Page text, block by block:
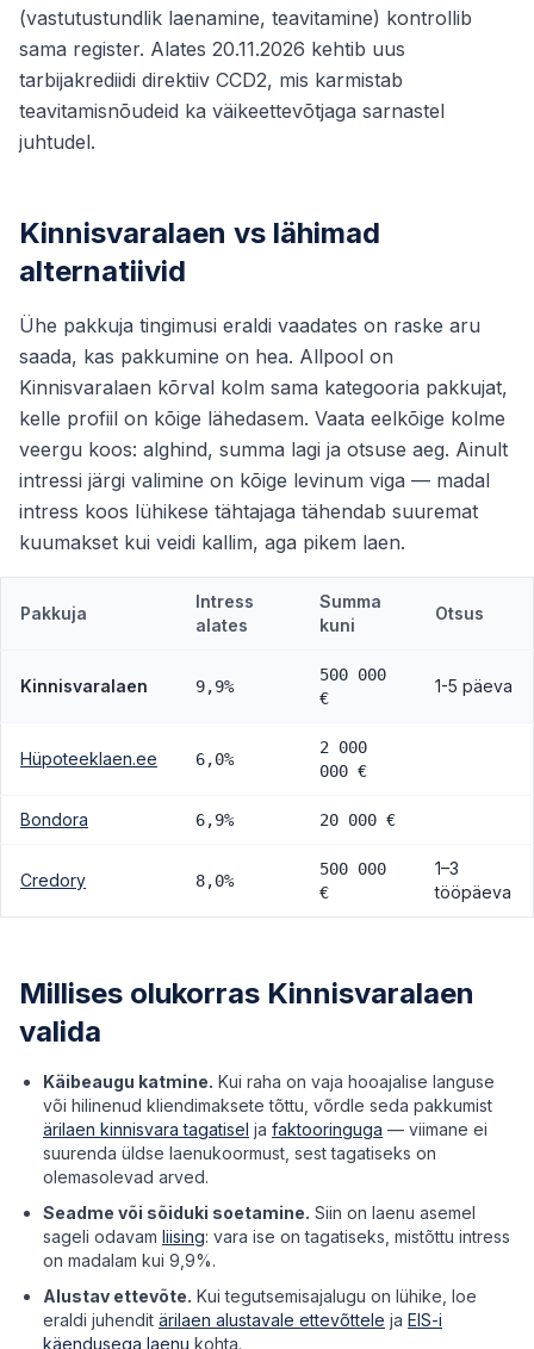
(vastutustundlik laenamine, teavitamine) kontrollib
sama register. Alates 20.11.2026 kehtib uus
tarbijakrediidi direktiiv CCD2, mis karmistab
teavitamisnõudeid ka väikeettevõtjaga sarnastel
juhtudel.
Kinnisvaralaen vs lähimad
alternatiivid
Ühe pakkuja tingimusi eraldi vaadates on raske aru
saada, kas pakkumine on hea. Allpool on
Kinnisvaralaen kõrval kolm sama kategooria pakkujat,
kelle profiil on kõige lähedasem. Vaata eelkõige kolme
veergu koos: alghind, summa lagi ja otsuse aeg. Ainult
intressi järgi valimine on kõige levinum viga — madal
intress koos lühikese tähtajaga tähendab suuremat
kuumakset kui veidi kallim, aga pikem laen.
Pakkuja
Intress
alates
Summa
kuni
Otsus
Kinnisvaralaen 9,9%
500 000
€
1-5 päeva
Hüpoteeklaen.ee 6,0%
2 000
000 €
Bondora 6,9% 20 000 €
Credory 8,0%
500 000
€
1–3
tööpäeva
Millises olukorras Kinnisvaralaen
valida
Käibeaugu katmine. Kui raha on vaja hooajalise languse
või hilinenud kliendimaksete tõttu, võrdle seda pakkumist
ärilaen kinnisvara tagatisel ja faktooringuga — viimane ei
suurenda üldse laenukoormust, sest tagatiseks on
olemasolevad arved.
Seadme või sõiduki soetamine. Siin on laenu asemel
sageli odavam liising: vara ise on tagatiseks, mistõttu intress
on madalam kui 9,9%.
Alustav ettevõte. Kui tegutsemisajalugu on lühike, loe
eraldi juhendit ärilaen alustavale ettevõttele ja EIS-i
käendusega laenu kohta.